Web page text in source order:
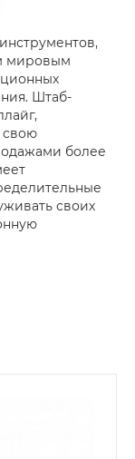
мировым
Штаб-
свою
более
своих